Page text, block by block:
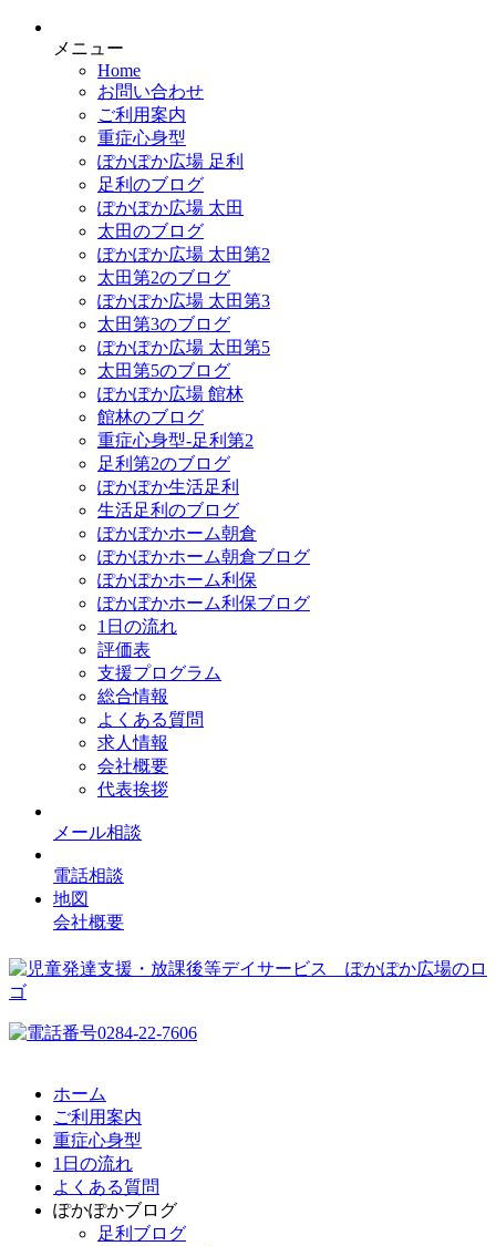
メニュー
Home
お問い合わせ
ご利用案内
重症心身型
ぽかぽか広場 足利
足利のブログ
ぽかぽか広場 太田
太田のブログ
ぽかぽか広場 太田第2
太田第2のブログ
ぽかぽか広場 太田第3
太田第3のブログ
ぽかぽか広場 太田第5
太田第5のブログ
ぽかぽか広場 館林
館林のブログ
重症心身型-足利第2
足利第2のブログ
ぽかぽか生活足利
生活足利のブログ
ぽかぽかホーム朝倉
ぽかぽかホーム朝倉ブログ
ぽかぽかホーム利保
ぽかぽかホーム利保ブログ
1日の流れ
評価表
支援プログラム
総合情報
よくある質問
求人情報
会社概要
代表挨拶
メール相談
電話相談
地図
会社概要
ホーム
ご利用案内
重症心身型
1日の流れ
よくある質問
ぽかぽかブログ
足利ブログ